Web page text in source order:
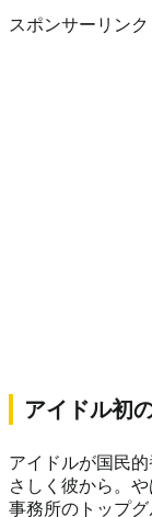
スポンサーリンク
アイドル初
アイドルが国民
さしく彼から。
事務所のトップグ